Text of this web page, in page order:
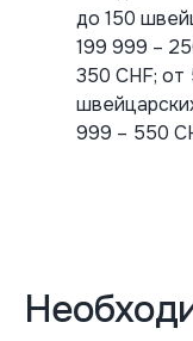
до 150
199 999 –
350 CHF;
999 – 550